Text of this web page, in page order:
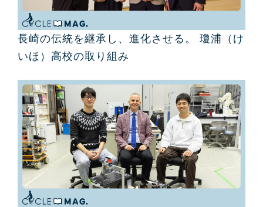
長崎の伝統を継承し、進化させる。 瓊浦（け
いほ）高校の取り組み